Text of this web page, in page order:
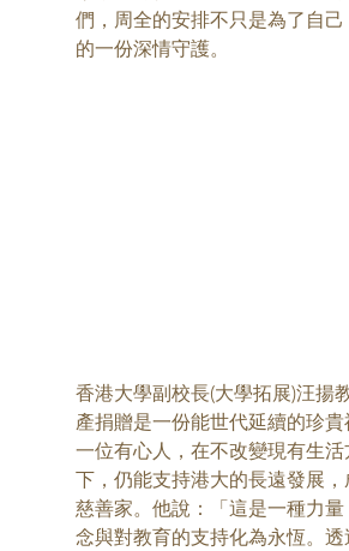
們，周全的安排不只是為了自
的一份深情守護。
香港大學副校長(大學拓展)汪揚
產捐贈是一份能世代延續的珍
一位有心人，在不改變現有生
下，仍能支持港大的長遠發展
慈善家。他說：「這是一種力
念與對教育的支持化為永恆。透